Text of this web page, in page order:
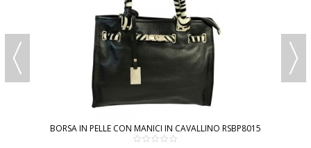
BORSA IN PELLE CON MANICI IN CAVALLINO RSBP8015